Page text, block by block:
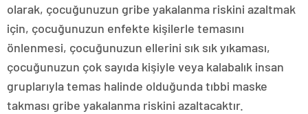
olarak, çocuğunuzun gribe yakalanma riskini azaltmak
için, çocuğunuzun enfekte kişilerle temasını
önlenmesi, çocuğunuzun ellerini sık sık yıkaması,
çocuğunuzun çok sayıda kişiyle veya kalabalık insan
gruplarıyla temas halinde olduğunda tıbbi maske
takması gribe yakalanma riskini azaltacaktır.